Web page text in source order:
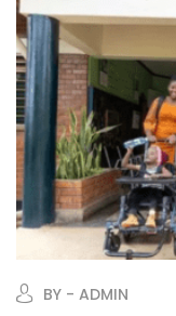
BY - ADMIN